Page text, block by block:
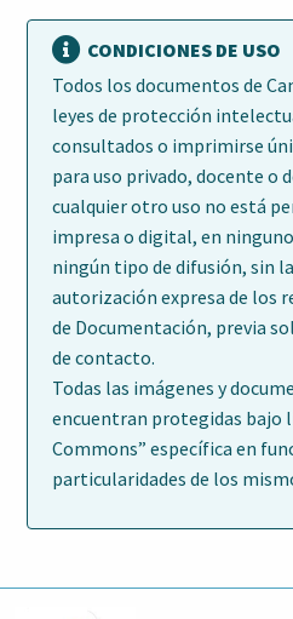
CONDICIONES DE USO
Todos los documentos de
leyes de protección
consultados o imprimirse
para uso privado, docente o
cualquier otro uso no está
impresa o digital, en
ningún tipo de difusión, sin
autorización expresa de los
de Documentación, previa
de contacto.
Todas las imágenes y
encuentran protegidas bajo
Commons” específica en
particularidades de los